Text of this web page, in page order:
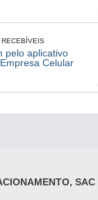
RECEBÍVEIS
pelo aplicativo
Celular
SAC